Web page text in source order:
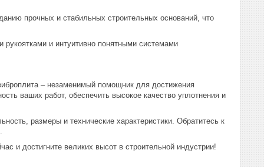
прочных и стабильных строительных оснований, что
и интуитивно понятными системами
– незаменимый помощник для достижения
ваших работ, обеспечить высокое качество уплотнения и
размеры и технические характеристики. Обратитесь к
и достигните великих высот в строительной индустрии!